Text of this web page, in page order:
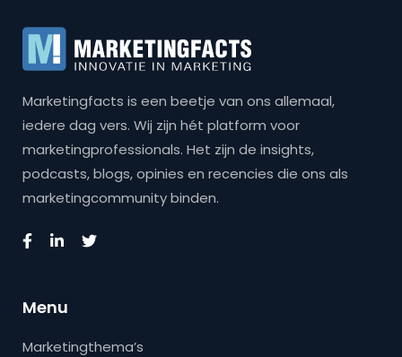
Marketingfacts is een beetje van ons allemaal,
iedere dag vers. Wij zijn hét platform voor
marketingprofessionals. Het zijn de insights,
podcasts, blogs, opinies en recencies die ons als
marketingcommunity binden.
Menu
Marketingthema’s